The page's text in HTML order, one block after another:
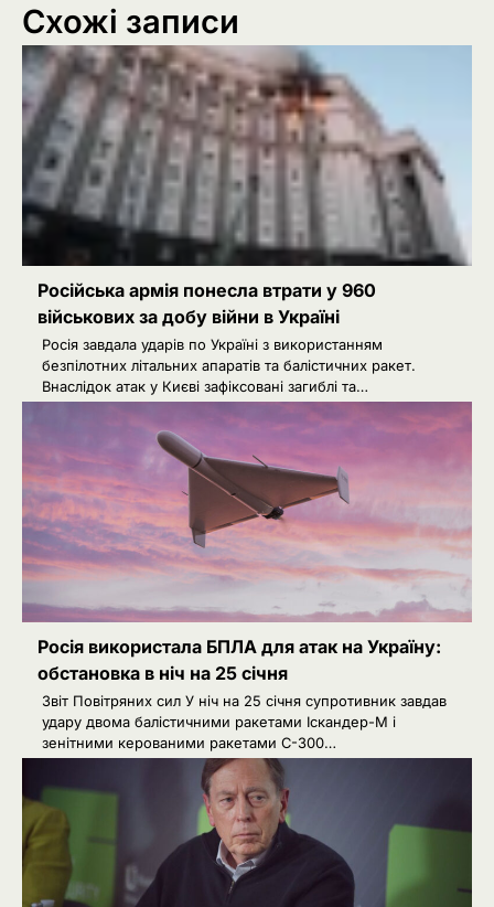
Схожі записи
Російська армія понесла втрати у 960
військових за добу війни в Україні
Росія завдала ударів по Україні з використанням
безпілотних літальних апаратів та балістичних ракет.
Внаслідок атак у Києві зафіксовані загиблі та…
Росія використала БПЛА для атак на Україну:
обстановка в ніч на 25 січня
Звіт Повітряних сил У ніч на 25 січня супротивник завдав
удару двома балістичними ракетами Іскандер-М і
зенітними керованими ракетами С-300…
Зеленський звільнив ще сімох
керівників дипломатичних місій
Ivanov Ponomarenko
3
Затримання українця на кордоні
Польщі: МЗС України вимагає
консульського доступу
Ivanov Ponomarenko